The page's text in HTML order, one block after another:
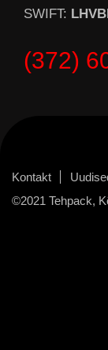
SWIFT:
(372)
Kontakt
©2021 Tehpack,